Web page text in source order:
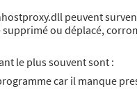
peuvent
ou déplacé,
le plus souvent sont :
car il manque